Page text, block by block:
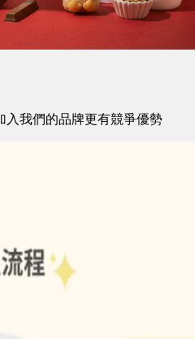
入我們的品牌更有競爭優勢